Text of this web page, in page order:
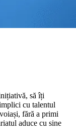
să îți
cu talentul
fără a primi
aduce cu sine